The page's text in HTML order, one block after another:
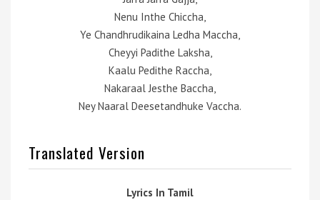
Nenu Inthe Chiccha,
Ye Chandhrudikaina Ledha Maccha,
Cheyyi Padithe Laksha,
Kaalu Pedithe Raccha,
Nakaraal Jesthe Baccha,
Ney Naaral Deesetandhuke Vaccha.
Translated Version
Lyrics In Tamil